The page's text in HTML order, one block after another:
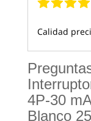
Calidad
4P-30
Blanco